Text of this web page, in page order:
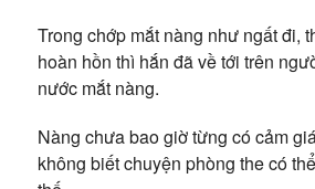
Trong chớp mắt nàng như ngất đi,
hoàn hồn thì hắn đã về tới trên
nước mắt nàng.
Nàng chưa bao giờ từng có cảm
không biết chuyện phòng the có